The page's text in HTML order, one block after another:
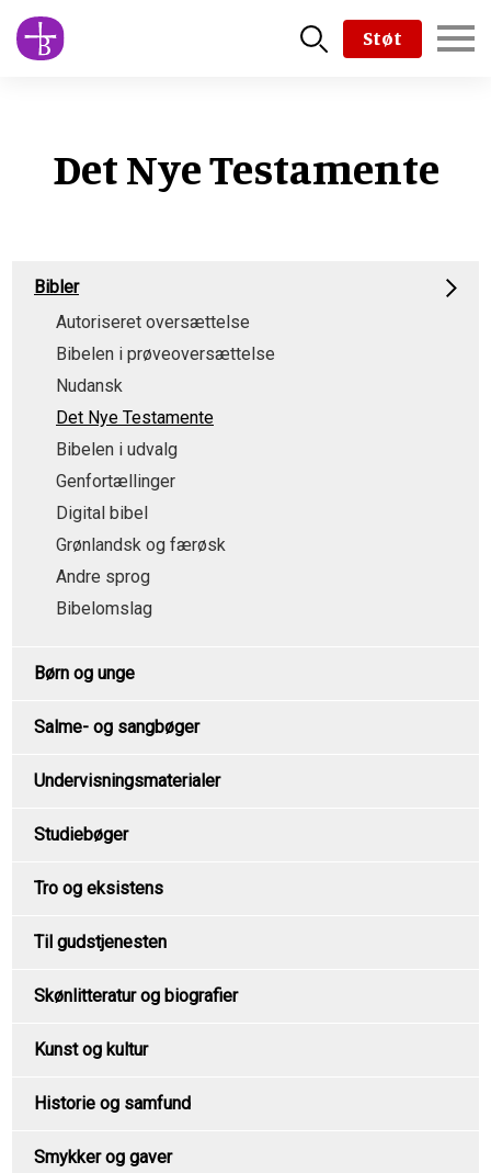
Skip
to
Støt
Det Nye Testamente
Product
Menu
Bibler
Autoriseret oversættelse
Bibelen i prøveoversættelse
Nudansk
Det Nye Testamente
Bibelen i udvalg
Genfortællinger
Digital bibel
Grønlandsk og færøsk
Andre sprog
Bibelomslag
Børn og unge
Salme- og sangbøger
Undervisningsmaterialer
Studiebøger
Tro og eksistens
Til gudstjenesten
Skønlitteratur og biografier
Kunst og kultur
Historie og samfund
Smykker og gaver